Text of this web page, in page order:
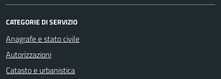
CATEGORIE DI SERVIZIO
Anagrafe e stato civile
Autorizzazioni
Catasto e urbanistica